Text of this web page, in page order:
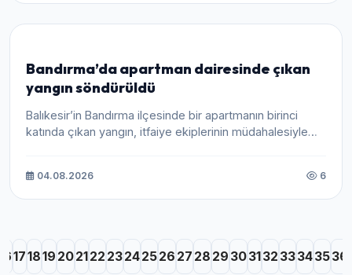
Bandırma’da apartman dairesinde çıkan
yangın söndürüldü
Balıkesir’in Bandırma ilçesinde bir apartmanın birinci
katında çıkan yangın, itfaiye ekiplerinin müdahalesiyle
04.08.2026 6
171819 202122 23242526 27 28 29 303132 33343536